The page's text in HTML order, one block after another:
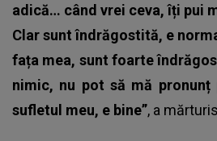
adică… când vrei ceva, îți pui
Clar sunt îndrăgostită, e
fața mea, sunt foarte
nimic, nu pot să mă
sufletul meu, e bine”, a